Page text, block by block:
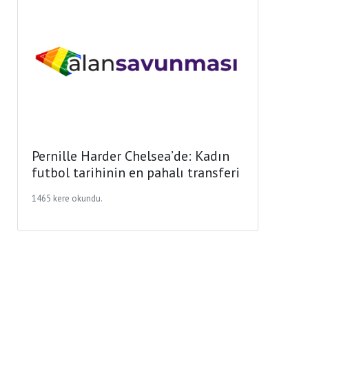
Pernille Harder Chelsea’de: Kadın
futbol tarihinin en pahalı transferi
1465 kere okundu.